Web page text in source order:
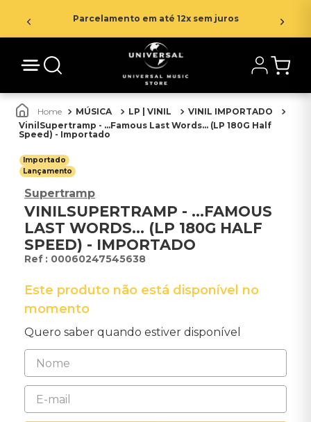
Parcelamento em até 12x sem juros
MÚSICA LP | VINIL
VINIL IMPORTADO
VinilSupertramp - ...Famous Last Words... (LP 180G Half
Speed) - Importado
Importado
Lançamento
Supertramp
VINILSUPERTRAMP - ...FAMOUS
LAST WORDS... (LP 180G HALF
SPEED) - IMPORTADO
: 00060247545638
Este produto não está disponível no
momento
Quero saber quando estiver disponível